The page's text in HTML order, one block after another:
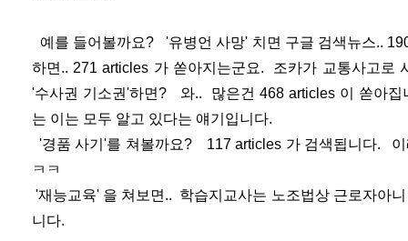
예를 들어볼까요? '유병언 사망' 치면 구글 검색뉴스..
하면.. 271 articles 가 쏟아지는군요. 조카가 교통사고
'수사권 기소권'하면? 와.. 많은건 468 articles 이 쏟아집
는 이는 모두 알고 있다는 얘기입니다.
'경품 사기'를 쳐볼까요? 117 articles 가 검색됩니다. 이
ㅋㅋ
'재능교육' 을 쳐보면.. 학습지교사는 노조법상 근로자아
니다.